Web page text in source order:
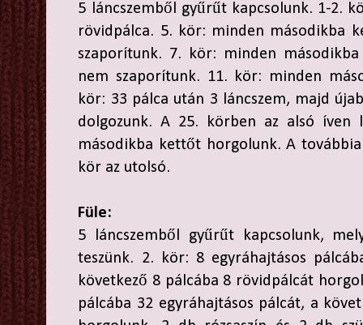
5 láncszemből gyűrűt kapcsolunk. 1-2.
rövidpálca. 5. kör: minden másodikba
szaporítunk. 7. kör: minden
nem szaporítunk. 11. kör: minden
kör: 33 pálca után 3 láncszem, majd
dolgozunk. A 25. körben az alsó íven
másodikba kettőt horgolunk. A
kör az utolsó.
Füle:
5 láncszemből gyűrűt kapcsolunk,
teszünk. 2. kör: 8 egyráhajtásos
következő 8 pálcába 8 rövidpálcát
pálcába 32 egyráhajtásos pálcát, a